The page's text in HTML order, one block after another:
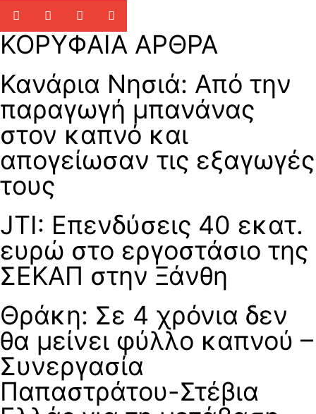
ΚΟΡΥΦΑΙΑ ΑΡΘΡΑ
Κανάρια Νησιά: Από την
παραγωγή μπανάνας
στον καπνό και
απογείωσαν τις εξαγωγές
τους
JTI: Επενδύσεις 40 εκατ.
ευρώ στο εργοστάσιο της
ΣΕΚΑΠ στην Ξάνθη
Θράκη: Σε 4 χρόνια δεν
θα μείνει φύλλο καπνού –
Συνεργασία
Παπαστράτου-Στέβια